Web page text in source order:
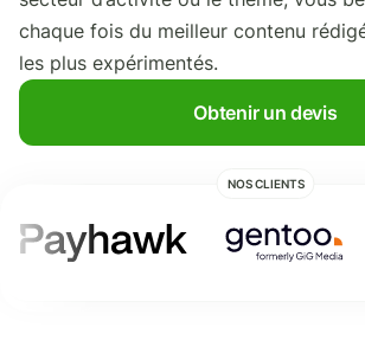
chaque fois du meilleur contenu
les plus expérimentés.
Obtenir un devis
NOS CLIENTS